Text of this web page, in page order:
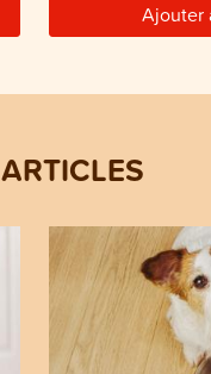
Ajouter